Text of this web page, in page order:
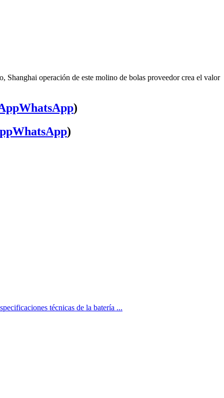
Shanghai operación de este molino de bolas proveedor crea el valor
WhatsApp)
WhatsApp)
técnicas de la batería ...